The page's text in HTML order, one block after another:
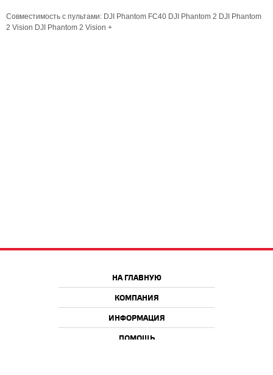
Совместимость с пультами: DJI Phantom FC40 DJI Phantom 2 DJI Phantom
2 Vision DJI Phantom 2 Vision +
НА ГЛАВНУЮ
КОМПАНИЯ
ИНФОРМАЦИЯ
ПОМОЩЬ